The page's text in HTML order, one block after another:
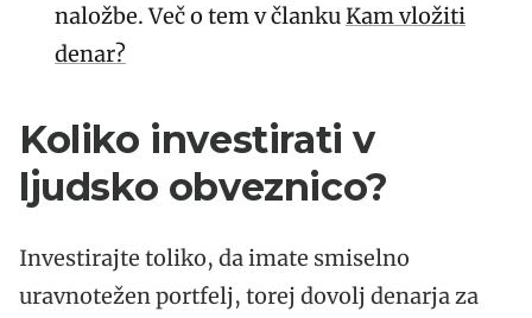
naložbe. Več o tem v članku Kam vložiti
denar?
Koliko investirati v
ljudsko obveznico?
Investirajte toliko, da imate smiselno
uravnotežen portfelj, torej dovolj denarja za